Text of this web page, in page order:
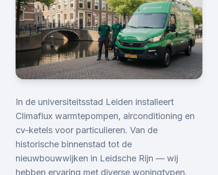
In de universiteitsstad Leiden installeert
Climaflux warmtepompen, airconditioning en
cv-ketels voor particulieren. Van de
historische binnenstad tot de
nieuwbouwwijken in Leidsche Rijn — wij
hebben ervaring met diverse woningtypen.